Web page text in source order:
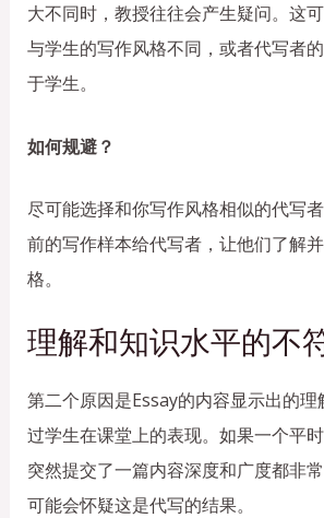
大不同时，教授往往会产生疑问。这
与学生的写作风格不同，或者代写者
于学生。
如何规避？
尽可能选择和你写作风格相似的代写
前的写作样本给代写者，让他们了解
格。
理解和知识水平的不
第二个原因是Essay的内容显示出的理
过学生在课堂上的表现。如果一个平
突然提交了一篇内容深度和广度都非
可能会怀疑这是代写的结果。